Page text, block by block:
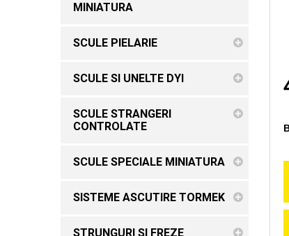
MINIATURA
SCULE PIELARIE
SCULE SI UNELTE DYI
SCULE STRANGERI
CONTROLATE
SCULE SPECIALE MINIATURA
SISTEME ASCUTIRE TORMEK
STRUNGURI SI FREZE